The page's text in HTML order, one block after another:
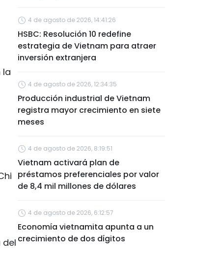
la
del
4 de agosto de 2026, 14:41:26
HSBC: Resolución 10 redefine
estrategia de Vietnam para atraer
inversión extranjera
4 de agosto de 2026, 12:34:35
Producción industrial de Vietnam
registra mayor crecimiento en siete
meses
4 de agosto de 2026, 8:19:51
Vietnam activará plan de
préstamos preferenciales por valor
de 8,4 mil millones de dólares
4 de agosto de 2026, 6:12:57
Economía vietnamita apunta a un
crecimiento de dos dígitos